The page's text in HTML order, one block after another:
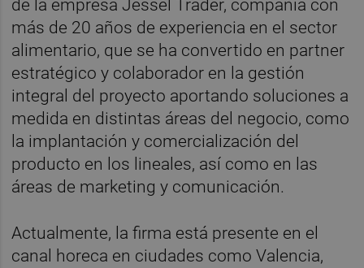
de la empresa Jessel Trader, compañía con
más de 20 años de experiencia en el sector
alimentario, que se ha convertido en partner
estratégico y colaborador en la gestión
integral del proyecto aportando soluciones a
medida en distintas áreas del negocio, como
la implantación y comercialización del
producto en los lineales, así como en las
áreas de marketing y comunicación.
Actualmente, la firma está presente en el
canal horeca en ciudades como Valencia,